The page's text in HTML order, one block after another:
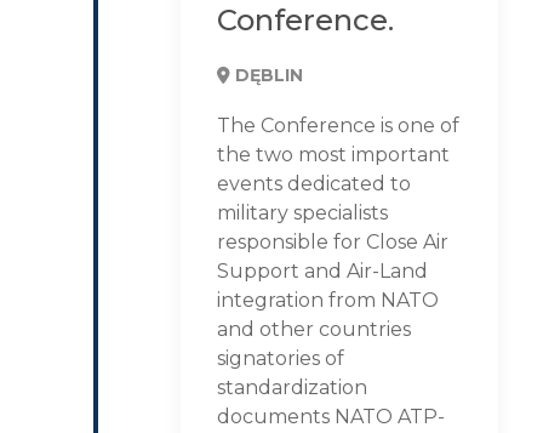
Conference.
DĘBLIN
The Conference is one of
the two most important
events dedicated to
military specialists
responsible for Close Air
Support and Air-Land
integration from NATO
and other countries
signatories of
standardization
documents NATO ATP-